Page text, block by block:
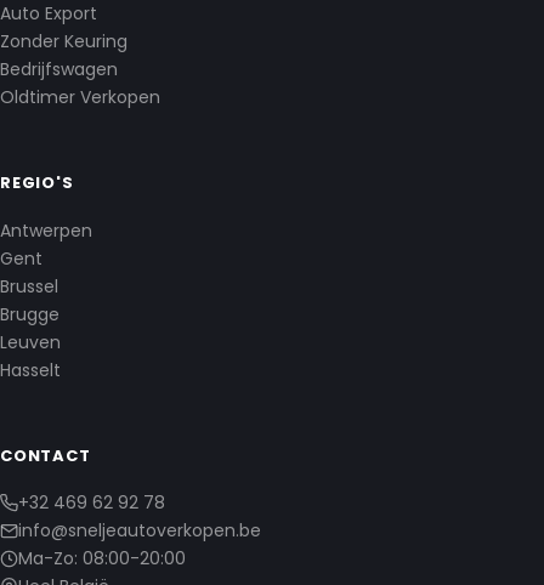
Auto Export
Zonder Keuring
Bedrijfswagen
Oldtimer Verkopen
REGIO'S
Antwerpen
Gent
Brussel
Brugge
Leuven
Hasselt
CONTACT
+32 469 62 92 78
info@sneljeautoverkopen.be
Ma-Zo: 08:00-20:00